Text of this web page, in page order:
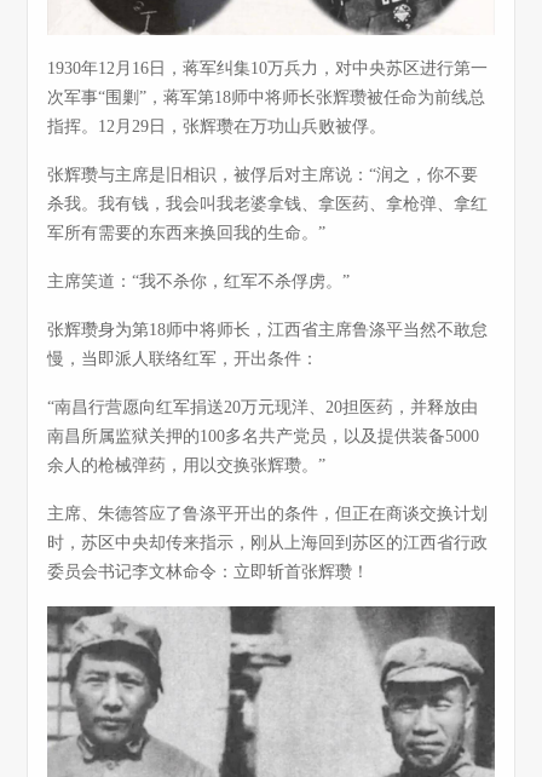
1930年12月16日，蒋军纠集10万兵力，对中央苏区进行第一
次军事“围剿”，蒋军第18师中将师长张辉瓒被任命为前线总
指挥。12月29日，张辉瓒在万功山兵败被俘。
张辉瓒与主席是旧相识，被俘后对主席说：“润之，你不要
杀我。我有钱，我会叫我老婆拿钱、拿医药、拿枪弹、拿红
军所有需要的东西来换回我的生命。”
主席笑道：“我不杀你，红军不杀俘虏。”
张辉瓒身为第18师中将师长，江西省主席鲁涤平当然不敢怠
慢，当即派人联络红军，开出条件：
“南昌行营愿向红军捐送20万元现洋、20担医药，并释放由
南昌所属监狱关押的100多名共产党员，以及提供装备5000
余人的枪械弹药，用以交换张辉瓒。”
主席、朱德答应了鲁涤平开出的条件，但正在商谈交换计划
时，苏区中央却传来指示，刚从上海回到苏区的江西省行政
委员会书记李文林命令：立即斩首张辉瓒！